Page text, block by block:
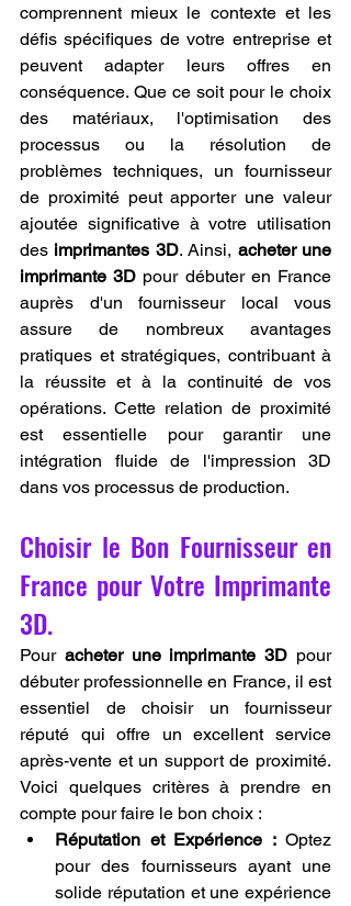
comprennent mieux le contexte et les
défis spécifiques de votre entreprise et
peuvent adapter leurs offres en
conséquence. Que ce soit pour le choix
des matériaux, l'optimisation des
processus ou la résolution de
problèmes techniques, un fournisseur
de proximité peut apporter une valeur
ajoutée significative à votre utilisation
des imprimantes 3D. Ainsi, acheter une
imprimante 3D pour débuter en France
auprès d'un fournisseur local vous
assure de nombreux avantages
pratiques et stratégiques, contribuant à
la réussite et à la continuité de vos
opérations. Cette relation de proximité
est essentielle pour garantir une
intégration fluide de l'impression 3D
dans vos processus de production.
Choisir le Bon Fournisseur en
France pour Votre Imprimante
3D.
Pour acheter une imprimante 3D pour
débuter professionnelle en France, il est
essentiel de choisir un fournisseur
réputé qui offre un excellent service
après-vente et un support de proximité.
Voici quelques critères à prendre en
compte pour faire le bon choix :
Réputation et Expérience : Optez
pour des fournisseurs ayant une
solide réputation et une expérience